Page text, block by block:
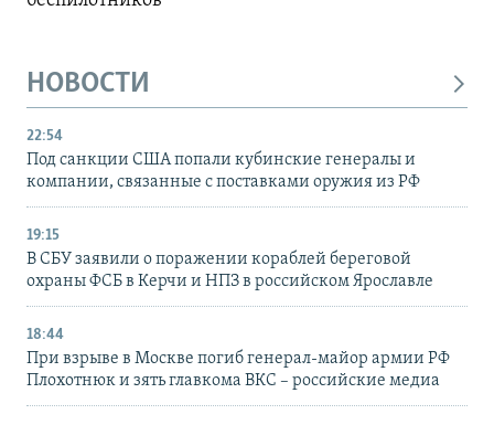
НОВОСТИ
22:54
Под санкции США попали кубинские генералы и
компании, связанные с поставками оружия из РФ
19:15
В СБУ заявили о поражении кораблей береговой
охраны ФСБ в Керчи и НПЗ в российском Ярославле
18:44
При взрыве в Москве погиб генерал-майор армии РФ
Плохотнюк и зять главкома ВКС – российские медиа